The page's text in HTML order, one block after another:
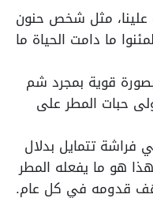
علينا، مثل شخص حنون
ما دامت الحياة ما
بصورة قوية بمجرد شم
حبات المطر على
فراشة تتمايل بدلال
هو ما يفعله المطر
قدومه في كل عام.